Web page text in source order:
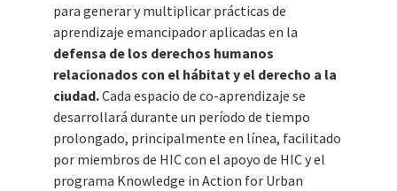
para generar y multiplicar prácticas de
aprendizaje emancipador aplicadas en la
defensa de los derechos humanos
relacionados con el hábitat y el derecho a la
ciudad.Cada espacio de co-aprendizaje se
desarrollará durante un período de tiempo
prolongado, principalmente en línea, facilitado
por miembros de HIC con el apoyo de HIC y el
programa Knowledge in Action for Urban